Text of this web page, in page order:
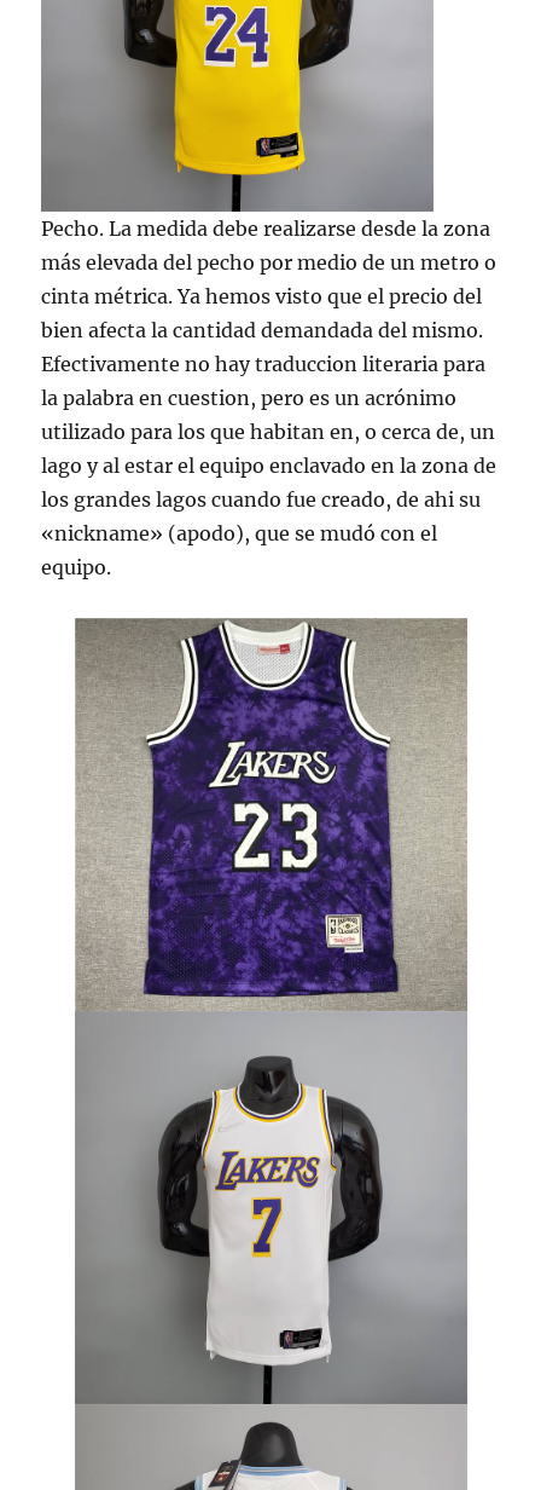
Pecho. La medida debe realizarse desde la zona
más elevada del pecho por medio de un metro o
cinta métrica. Ya hemos visto que el precio del
bien afecta la cantidad demandada del mismo.
Efectivamente no hay traduccion literaria para
la palabra en cuestion, pero es un acrónimo
utilizado para los que habitan en, o cerca de, un
lago y al estar el equipo enclavado en la zona de
los grandes lagos cuando fue creado, de ahi su
«nickname» (apodo), que se mudó con el
equipo.